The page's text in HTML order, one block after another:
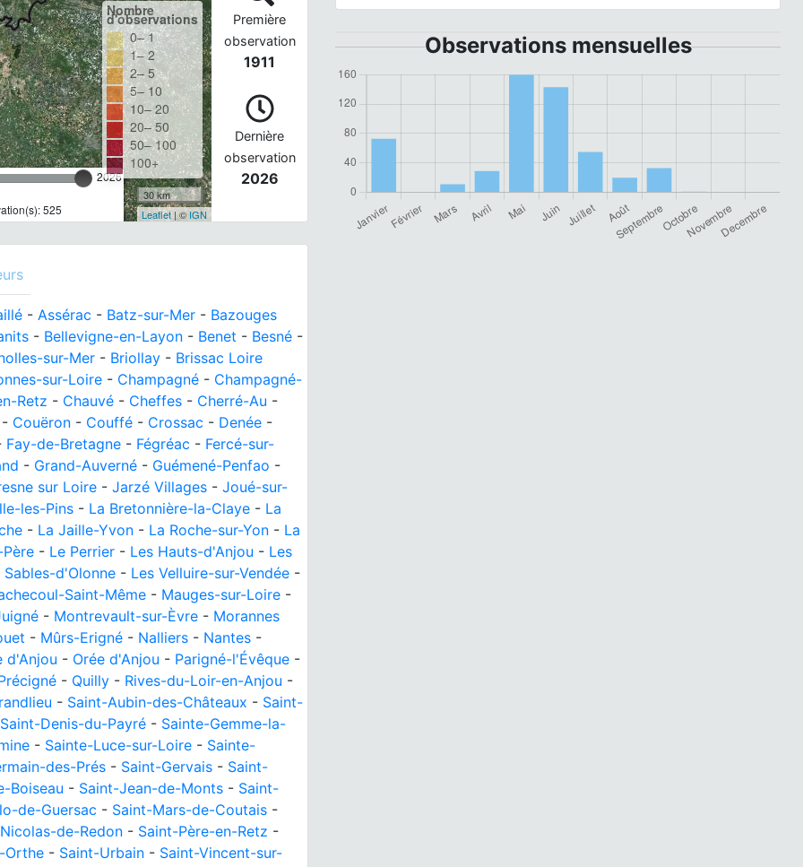
2026
525
Nombre
d'observations
0– 1
1– 2
2– 5
5– 10
10– 20
20– 50
50– 100
100+
30 km
Leaflet| © IGN
Première
observation
1911
Dernière
observation
2026
- Assérac - Batz-sur-Mer - Bazouges
- Bellevigne-en-Layon - Benet - Besné -
sur-Mer - Briollay - Brissac Loire
sur-Loire - Champagné - Champagné-
Retz - Chauvé - Cheffes - Cherré-Au -
Couëron - Couffé - Crossac - Denée -
Fay-de-Bretagne - Fégréac - Fercé-sur-
- Grand-Auverné - Guémené-Penfao -
sur Loire - Jarzé Villages - Joué-sur-
les-Pins - La Bretonnière-la-Claye - La
- La Jaille-Yvon - La Roche-sur-Yon - La
- Le Perrier - Les Hauts-d'Anjou - Les
Sables-d'Olonne - Les Velluire-sur-Vendée -
Saint-Même - Mauges-sur-Loire -
- Montrevault-sur-Èvre - Morannes
- Mûrs-Erigné - Nalliers - Nantes -
d'Anjou - Orée d'Anjou - Parigné-l'Évêque -
- Quilly - Rives-du-Loir-en-Anjou -
- Saint-Aubin-des-Châteaux - Saint-
Saint-Denis-du-Payré - Sainte-Gemme-la-
- Sainte-Luce-sur-Loire - Sainte-
des-Prés - Saint-Gervais - Saint-
Boiseau - Saint-Jean-de-Monts - Saint-
de-Guersac - Saint-Mars-de-Coutais -
de-Redon - Saint-Père-en-Retz -
Orthe - Saint-Urbain - Saint-Vincent-sur-
Observations mensuelles